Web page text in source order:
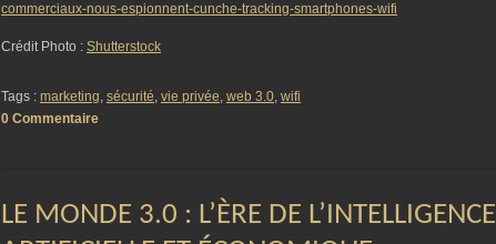
commerciaux-nous-espionnent-cunche-tracking-smartphones-wifi
Crédit Photo : Shutterstock
Tags : marketing, sécurité, vie privée, web 3.0, wifi
0 Commentaire
LE MONDE 3.0 : L’ÈRE DE L’INTELLIGENCE